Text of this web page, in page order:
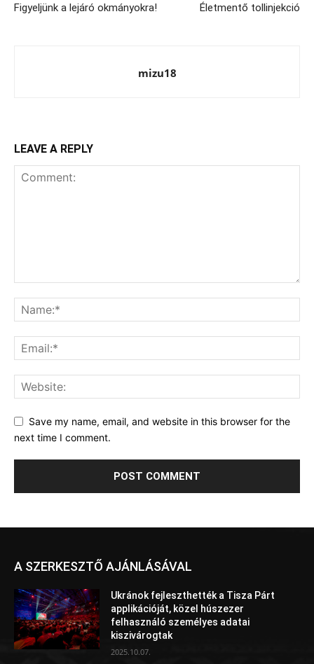
Figyeljünk a lejáró okmányokra! Életmentő tollinjekció
mizu18
LEAVE A REPLY
Save my name, email, and website in this browser for the
next time I comment.
A SZERKESZTŐ AJÁNLÁSÁVAL
Ukránok fejleszthették a Tisza Párt
applikációját, közel húszezer
felhasználó személyes adatai
kiszivárogtak
2025.10.07.